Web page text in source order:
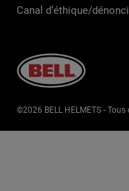
Canal d’éthique/
©2026 BELL HELMETS -